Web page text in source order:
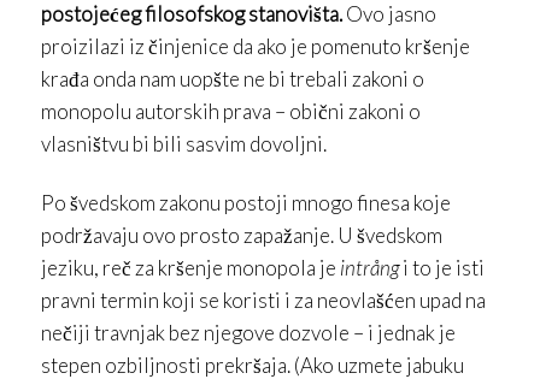
postojećeg filosofskog stanovišta.Ovo jasno
proizilazi iz činjenice da ako je pomenuto kršenje
krađa onda nam uopšte ne bi trebali zakoni o
monopolu autorskih prava – obični zakoni o
vlasništvu bi bili sasvim dovoljni.
Po švedskom zakonu postoji mnogo finesa koje
podržavaju ovo prosto zapažanje. U švedskom
jeziku, reč za kršenje monopola je intrångi to je isti
pravni termin koji se koristi i za neovlašćen upad na
nečiji travnjak bez njegove dozvole – i jednak je
stepen ozbiljnosti prekršaja. (Ako uzmete jabuku